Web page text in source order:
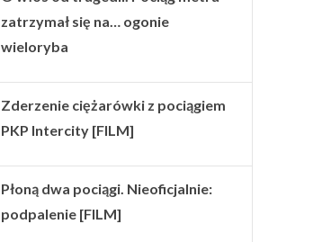
zatrzymał się na… ogonie
wieloryba
Zderzenie ciężarówki z pociągiem
PKP Intercity [FILM]
Płoną dwa pociągi. Nieoficjalnie:
podpalenie [FILM]